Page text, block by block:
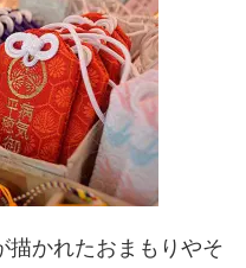
描かれたおまもりやそ